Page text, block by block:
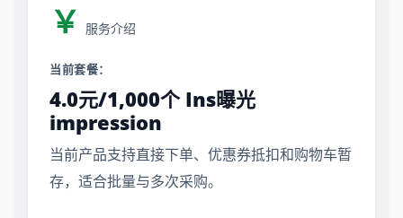
￥ 服务介绍
当前套餐：
4.0元/1,000个 Ins曝光
impression
当前产品支持直接下单、优惠券抵扣和购物车暂
存，适合批量与多次采购。